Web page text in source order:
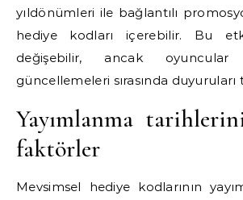
yıldönümleri ile bağlantılı
hediye kodları içerebilir. Bu
değişebilir, ancak
güncellemeleri sırasında
Yayımlanma
faktörler
Mevsimsel hediye kodlarının